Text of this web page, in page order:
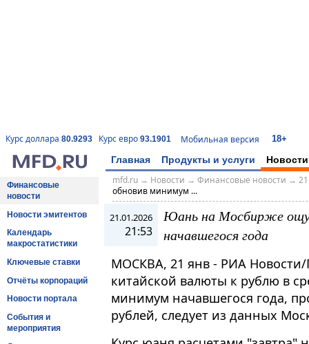
Курс доллара 80.9293 Курс евро 93.1901 Мобильная версия 18+
Главная Продукты и услуги Новости
Финансовые
новости
Новости эмитентов
Календарь
макростатистики
Ключевые ставки
Отчёты корпораций
Новости портала
События и
мероприятия
mfd.ru→ Новости → Финансовые новости →
обновив минимум ...
21.01.2026
21:53
Юань на Мосбирже
начавшегося года
МОСКВА, 21 янв - РИА
китайской валюты к рублю в
минимум начавшегося года,
рублей, следует из данных